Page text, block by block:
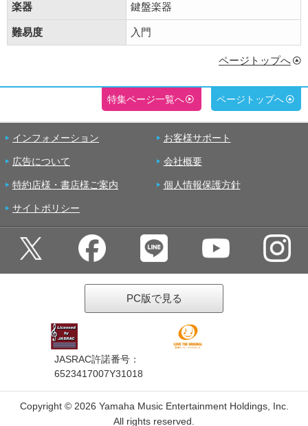
楽器 鍵盤楽器
難易度 入門
ページトップへ
特集ページ一覧へ ページトップへ
インフォメーション お客様サポート
広告について 会社概要
特約店様・書店様ご案内 個人情報保護方針
サイトポリシー
PC版で見る
JASRAC許諾番号：
6523417007Y31018
Copyright © 2026 Yamaha Music Entertainment Holdings, Inc.
All rights reserved.